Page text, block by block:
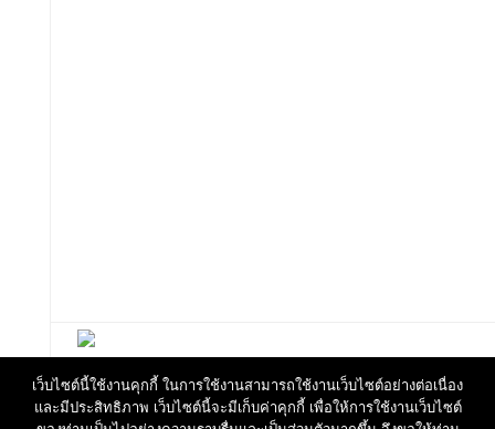
เว็บไซต์นี้ใช้งานคุกกี้ ในการใช้งานสามารถใช้งานเว็บไซต์อย่างต่อเนื่อง
และมีประสิทธิภาพ เว็บไซต์นี้จะมีเก็บค่าคุกกี้ เพื่อให้การใช้งานเว็บไซต์